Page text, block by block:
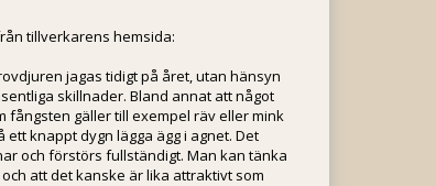
tillverkarens hemsida:
jagas tidigt på året, utan hänsyn
skillnader. Bland annat att något
gäller till exempel räv eller mink
knappt dygn lägga ägg i agnet. Det
och förstörs fullständigt. Man kan tänka
att det kanske är lika attraktivt som